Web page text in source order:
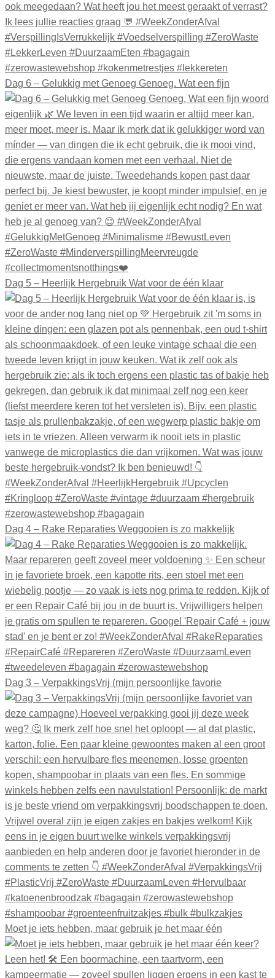
Dag 6 – Gelukkig met Genoeg Genoeg. Wat een fijn
Dag 5 – Heerlijk Hergebruik Wat voor de één klaar
Dag 4 – Rake Reparaties Weggooien is zo makkelijk
Dag 3 – VerpakkingsVrij (mijn persoonlijke favorie
Moet je iets hebben, maar gebruik je het maar één